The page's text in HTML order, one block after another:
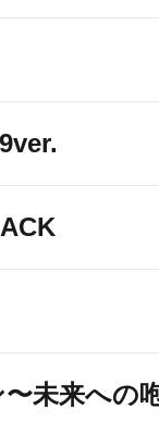
HPはコチ
未来への